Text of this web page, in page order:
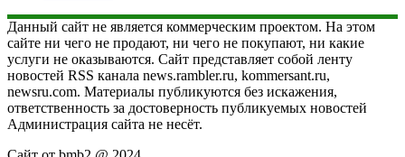
Данный сайт не является коммерческим проектом. На этом
сайте ни чего не продают, ни чего не покупают, ни какие
услуги не оказываются. Сайт представляет собой ленту
новостей RSS канала news.rambler.ru, kommersant.ru,
newsru.com. Материалы публикуются без искажения,
ответственность за достоверность публикуемых новостей
Администрация сайта не несёт.